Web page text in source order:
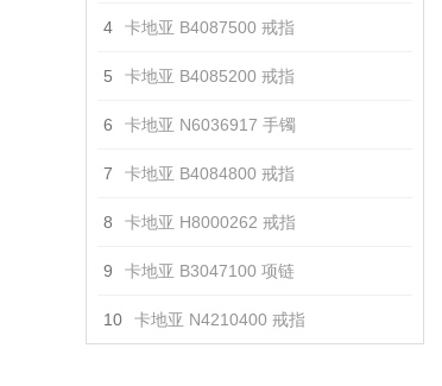
4 卡地亚 B4087500 戒指
5 卡地亚 B4085200 戒指
6 卡地亚 N6036917 手镯
7 卡地亚 B4084800 戒指
8 卡地亚 H8000262 戒指
9 卡地亚 B3047100 项链
10 卡地亚 N4210400 戒指